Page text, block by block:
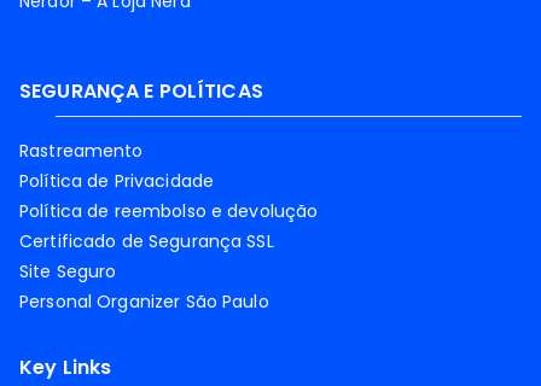
SEGURANÇA E POLÍTICAS
Rastreamento
Política de Privacidade
Política de reembolso e devolução
Certificado de Segurança SSL
Site Seguro
Personal Organizer São Paulo
Key Links